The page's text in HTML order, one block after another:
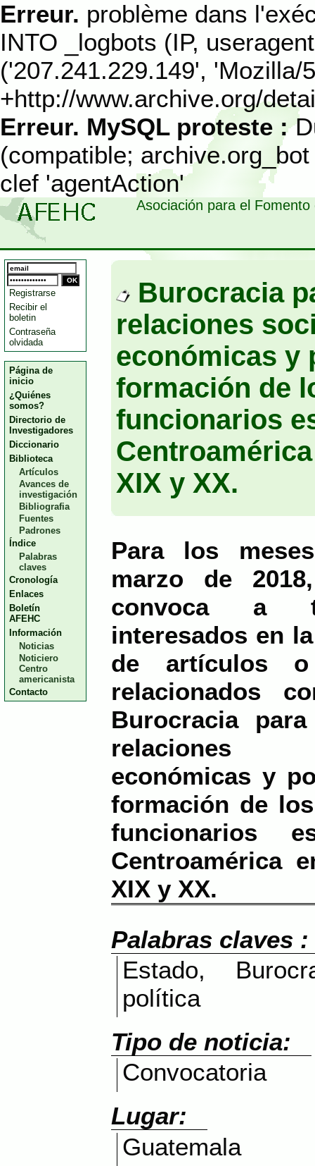
Erreur. problème dans
INTO _logbots (IP,
('207.241.229.149',
+http://www.archive.org/
Erreur. MySQL proteste :
(compatible;
clef 'agentAction'
Asociación para el
Registrarse
Recibir el
boletin
Contraseña
olvidada
Página de
inicio
¿Quiénes
somos?
Directorio de
Investigadores
Diccionario
Biblioteca
Artículos
Avances de
investigación
Bibliografia
Fuentes
Padrones
Índice
Palabras
claves
Cronología
Enlaces
Boletín
AFEHC
Información
Noticias
Noticiero
Centro
americanista
Contacto
Burocracia
relaciones
económicas y
formación de
funcionarios
XIX y XX.
Para los
marzo de
convoca a
interesados en
de artículos o
relacionados
Burocracia
relaciones
económicas y
formación de
funcionarios
Centroamérica
XIX y XX.
Palabras claves :
Estado,
política
Tipo de noticia:
Convocatoria
Lugar:
Guatemala